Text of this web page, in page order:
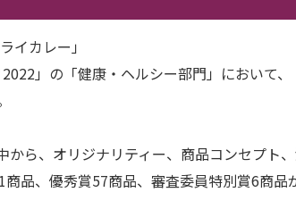
イカレー」
」の「健康・ヘルシー部門」において、
ら、オリジナリティー、商品コンセプト
品、優秀賞57商品、審査委員特別賞6商品